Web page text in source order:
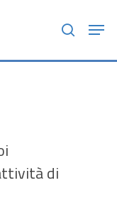
search
di